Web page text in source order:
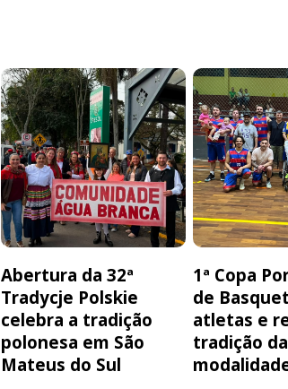
Abertura da 32ª
Tradycje Polskie
celebra a tradição
polonesa em São
Mateus do Sul
1ª Copa
de
atletas e
tradição da